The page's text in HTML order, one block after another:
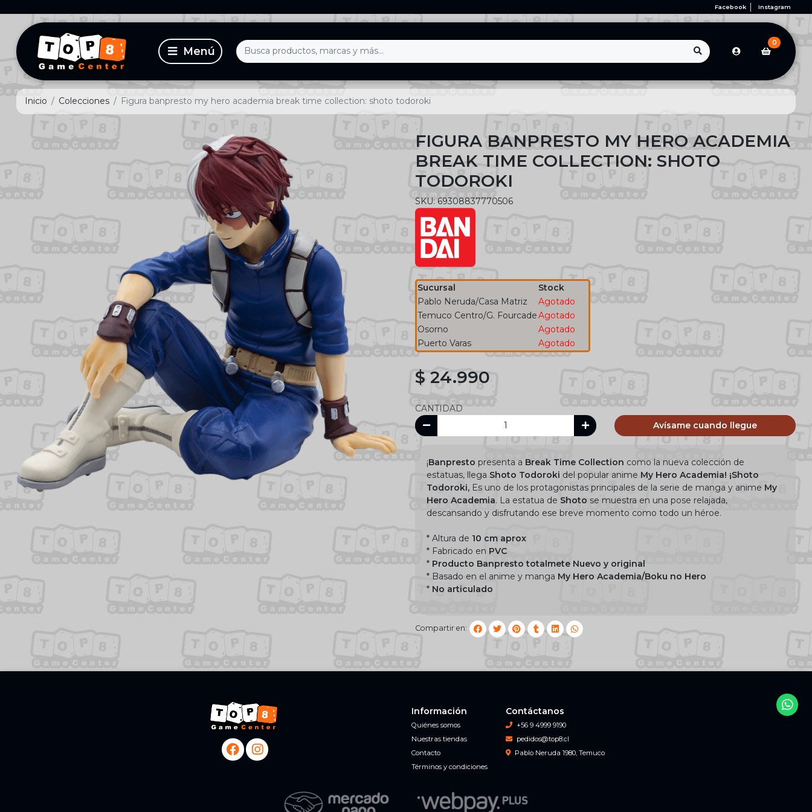
Facebook Instagram
0
Inicio Colecciones Figura banpresto my hero academia break time collection: shoto todoroki
FIGURA BANPRESTO MY HERO ACADEMIA
BREAK TIME COLLECTION: SHOTO
TODOROKI
SKU: 69308837770506
Sucursal
Stock
Pablo Neruda/Casa Matriz
Agotado
Temuco Centro/G. FourcadeAgotado
Osorno
Agotado
Puerto Varas
Agotado
$ 24.990
CANTIDAD
Avísame cuando llegue
¡Banpresto presenta a Break Time Collection como la nueva colección de
estatuas, llega Shoto Todoroki del popular anime My Hero Academia! ¡Shoto
Todoroki, Es uno de los protagonistas principales de la serie de manga y anime My
Hero Academia. La estatua de Shoto se muestra en una pose relajada,
descansando y disfrutando ese breve momento como todo un héroe.
* Altura de 10 cm aprox
* Fabricado en PVC
* Producto Banpresto totalmete Nuevo y original
* Basado en el anime y manga My Hero Academia/Boku no Hero
* No articulado
Compartir en:
Información
Quiénes somos
Nuestras tiendas
Contacto
Términos y condiciones
Contáctanos
+56 9 4999 9190
pedidos@top8.cl
Pablo Neruda 1980, Temuco